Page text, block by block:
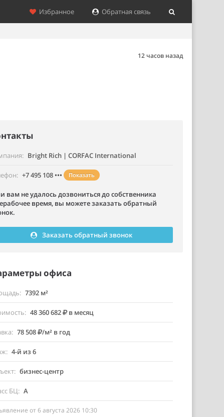
Избранное Обратная связь
12 часов назад
Bright Rich | CORFAC International
+7 495 108 ••• Показать
вам не удалось дозвониться до собственника
время, вы можете заказать обратный
Заказать обратный звонок
офиса
7392 м²
48 360 682 в месяц
78 508 /м² в год
4-й из 6
бизнес-центр
БЦ A
от 6 августа 2026 10:30